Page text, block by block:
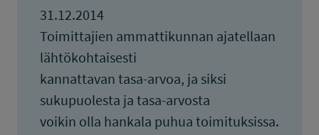
31.12.2014
Toimittajien ammattikunnan ajatellaan
lähtökohtaisesti
kannattavan tasa-arvoa, ja siksi
sukupuolesta ja tasa-arvosta
voikin olla hankala puhua toimituksissa.